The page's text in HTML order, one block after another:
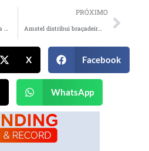
PRÓXIMO
Amstel distribui braçadeiras de futebol com cores da bandeira LGBTQIAP+ em São Paulo
X Facebook
WhatsApp